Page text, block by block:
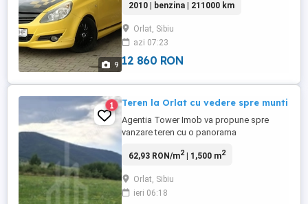
9
PARCARE CLIMA ÎNCĂLZIRE SCAUNE SI
VOLAN COMENZI VOLAN KM 211000
RADIO CD AUX ÎNMATRICULATĂ ACTE LA
ZI FISCAL TOT CE TREBUIE
2010 | benzina | 211000 km
Orlat, Sibiu
azi 07:23
12 860 RON
1 Teren la Orlat cu vedere spre munti
Agentia Tower Imob va propune spre
vanzare teren cu o panorama
extravilan si are o suprafata de 1500 mp,
pentru investitie, zona fiind in dezvoltare,
cu perspectiva de a se aduce utilitatile.
62,93 RON/m2| 1,500 m2
Orlat, Sibiu
ieri 06:18